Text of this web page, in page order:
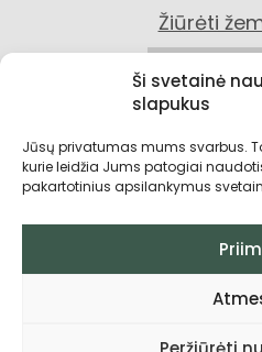
Ši svetainė
slapukus
Jūsų privatumas mums svarbus.
kurie leidžia Jums patogiai
pakartotinius apsilankymus
Žiūrėti
Privatumo politika